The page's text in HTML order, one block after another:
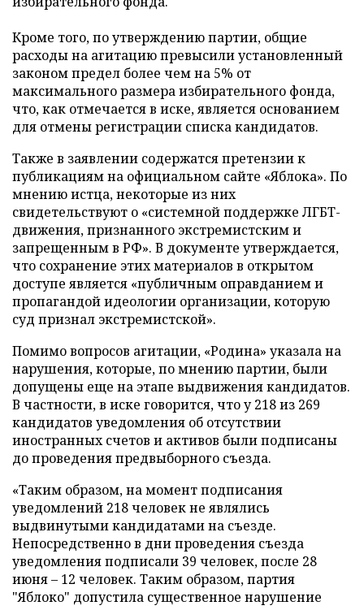
Кроме того, по утверждению партии, общие
расходы на агитацию превысили установленный
законом предел более чем на 5% от
максимального размера избирательного фонда,
что, как отмечается в иске, является основанием
для отмены регистрации списка кандидатов.
Также в заявлении содержатся претензии к
публикациям на официальном сайте «Яблока». По
мнению истца, некоторые из них
свидетельствуют о «системной поддержке ЛГБТ-
движения, признанного экстремистским и
запрещенным в РФ». В документе утверждается,
что сохранение этих материалов в открытом
доступе является «публичным оправданием и
пропагандой идеологии организации, которую
суд признал экстремистской».
Помимо вопросов агитации, «Родина» указала на
нарушения, которые, по мнению партии, были
допущены еще на этапе выдвижения кандидатов.
В частности, в иске говорится, что у 218 из 269
кандидатов уведомления об отсутствии
иностранных счетов и активов были подписаны
до проведения предвыборного съезда.
«Таким образом, на момент подписания
уведомлений 218 человек не являлись
выдвинутыми кандидатами на съезде.
Непосредственно в дни проведения съезда
уведомления подписали 39 человек, после 28
июня – 12 человек. Таким образом, партия
"Яблоко" допустила существенное нарушение